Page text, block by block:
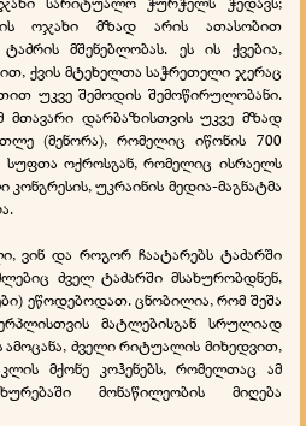
ოჯახი მზად არის ათასობით
მშენებლობას. ეს ის ქვებია,
ქვის მტეხელთა საჭრეთელი ჯერაც
უკვე შემოდის შემოწირულობანი.
მთავარი დარბაზისთვის უკვე მზად
(მენორა), რომელიც იწონის 700
ოქროსგან, რომელიც ისრაელს
უკრაინის მედია-მაგნატმა
ვინ და როგორ ჩაატარებს ტაძარში
ძველ ტაძარში მსახურობდნენ,
ეწოდებოდათ. ცნობილია, რომ შეშა
მატლებისგან სრულიად
ამოცანა, ძველი რიტუალის მიხედვით,
მქონე კოჰენებს, რომელთაც ამ
მონაწილეობის მიღება